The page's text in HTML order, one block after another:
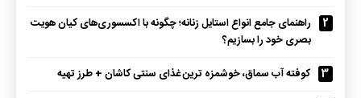
2
راهنمای جامع انواع استایل زنانه؛ چگونه با اکسسوری‌های کیان هویت
بصری خود را بسازیم؟
3
کوفته آب سماق، خوشمزه ترین غذای سنتی کاشان + طرز تهیه